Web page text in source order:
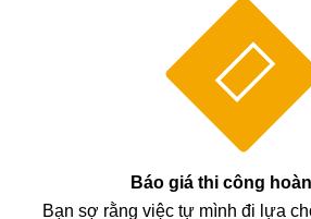
Báo giá thi công
Bạn sợ rằng việc tự mình đi lựa